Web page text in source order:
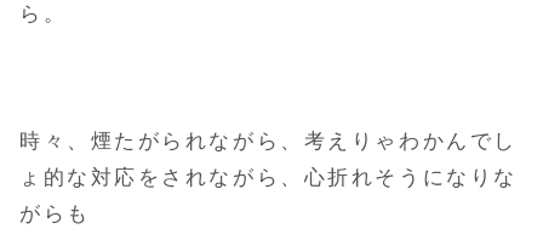
ら。
時々、煙たがられながら、考えりゃわかんでし
ょ的な対応をされながら、心折れそうになりな
がらも